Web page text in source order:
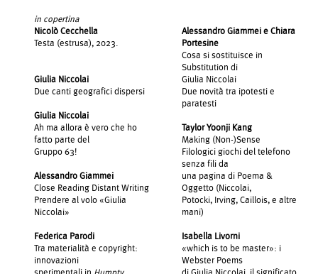
in copertina
Nicolò Cecchella
Testa (estrusa), 2023.
Giulia Niccolai
Due canti geografici dispersi
Giulia Niccolai
Ah ma allora è vero che ho
fatto parte del
Gruppo 63!
Alessandro Giammei
Close Reading Distant Writing
Prendere al volo «Giulia
Niccolai»
Federica Parodi
Tra materialità e copyright:
innovazioni
Alessandro Giammei e Chiara
Portesine
Cosa si sostituisce in
Substitution di
Giulia Niccolai
Due novità tra ipotesti e
paratesti
Taylor Yoonji Kang
Making (Non-)Sense
Filologici giochi del telefono
senza fili da
una pagina di Poema &
Oggetto (Niccolai,
Potocki, Irving, Caillois, e altre
mani)
Isabella Livorni
«which is to be master»: i
Webster Poems